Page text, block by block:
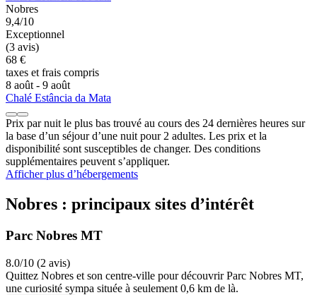
Nobres
9,4/10
Exceptionnel
(3 avis)
68 €
taxes et frais compris
8 août - 9 août
Chalé Estância da Mata
Prix par nuit le plus bas trouvé au cours des 24 dernières heures sur
la base d’un séjour d’une nuit pour 2 adultes. Les prix et la
disponibilité sont susceptibles de changer. Des conditions
supplémentaires peuvent s’appliquer.
Afficher plus d’hébergements
Nobres : principaux sites d’intérêt
Parc Nobres MT
8.0/10 (2 avis)
Quittez Nobres et son centre-ville pour découvrir Parc Nobres MT,
une curiosité sympa située à seulement 0,6 km de là.